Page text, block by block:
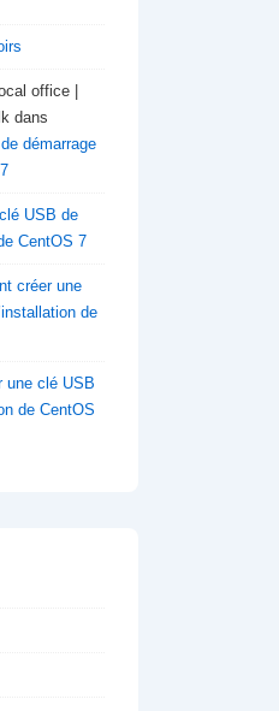
office |
dans
démarrage
USB de
CentOS 7
créer une
de
une clé USB
de CentOS